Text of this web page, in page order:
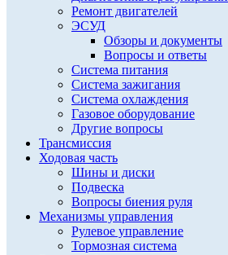
Ремонт двигателей
ЭСУД
Обзоры и документы
Вопросы и ответы
Система питания
Система зажигания
Система охлаждения
Газовое оборудование
Другие вопросы
Трансмиссия
Ходовая часть
Шины и диски
Подвеска
Вопросы биения руля
Механизмы управления
Рулевое управление
Тормозная система